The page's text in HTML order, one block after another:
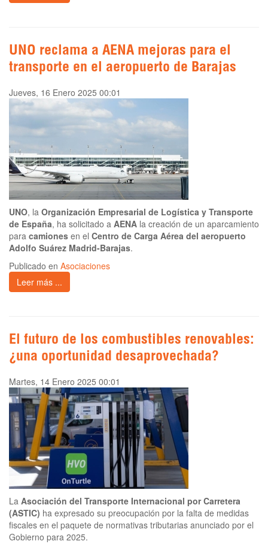
UNO reclama a AENA mejoras para el
transporte en el aeropuerto de Barajas
Jueves, 16 Enero 2025 00:01
UNO, la Organización Empresarial de Logística y Transporte
de España, ha solicitado a AENA la creación de un aparcamiento
para camiones en el Centro de Carga Aérea del aeropuerto
Adolfo Suárez Madrid-Barajas.
Publicado en Asociaciones
Leer más ...
El futuro de los combustibles renovables:
¿una oportunidad desaprovechada?
Martes, 14 Enero 2025 00:01
La Asociación del Transporte Internacional por Carretera
(ASTIC) ha expresado su preocupación por la falta de medidas
fiscales en el paquete de normativas tributarias anunciado por el
Gobierno para 2025.